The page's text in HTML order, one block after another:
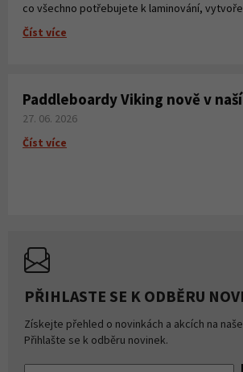
co všechno potřebujete k laminování,
Číst více
Paddleboardy Viking nově v
27. 06. 2026
Číst více
PŘIHLASTE SE K ODBĚRU
Získejte přehled o novinkách a akcích na
Přihlašte se k odběru novinek.